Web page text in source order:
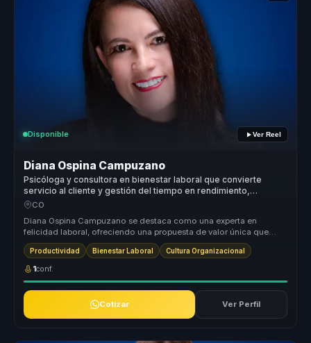
Disponible Ver Reel
Diana Ospina Campuzano
Psicóloga y consultora en bienestar laboral que convierte
servicio al cliente y gestión del tiempo en rendimiento,
equilibrio y cultura para equipos.
CO
Diana Ospina Campuzano se destaca como una experta en
felicidad laboral, ofreciendo una propuesta de valor única que
transforma culturas ...
Productividad Bienestar Laboral Cultura Organizacional
1conf.
Cotizar Ver Perfil